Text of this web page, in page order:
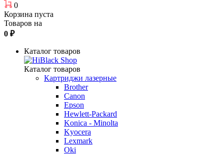
0
Корзина пуста
Товаров на
0 ₽
Каталог товаров
Каталог товаров
Картриджи лазерные
Brother
Canon
Epson
Hewlett-Packard
Konica - Minolta
Kyocera
Lexmark
Oki